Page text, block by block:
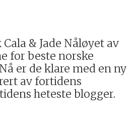
& Jade Nåløyet av
for beste norske
er de klare med en ny
av fortidens
heteste blogger.